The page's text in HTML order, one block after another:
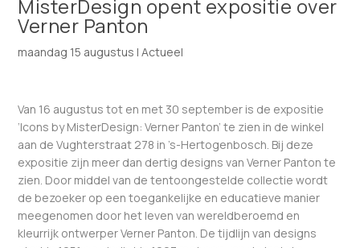
MisterDesign opent expositie over
Verner Panton
maandag 15 augustus |Actueel
Van 16 augustus tot en met 30 september is de expositie
‘Icons by MisterDesign: Verner Panton’ te zien in de winkel
aan de Vughterstraat 278 in ’s-Hertogenbosch. Bij deze
expositie zijn meer dan dertig designs van Verner Panton te
zien. Door middel van de tentoongestelde collectie wordt
de bezoeker op een toegankelijke en educatieve manier
meegenomen door het leven van wereldberoemd en
kleurrijk ontwerper Verner Panton. De tijdlijn van designs